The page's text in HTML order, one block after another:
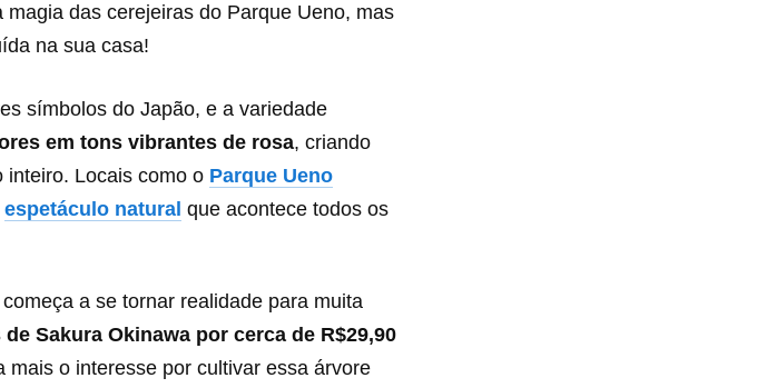
das cerejeiras do Parque Ueno, mas
na sua casa!
símbolos do Japão, e a variedade
em tons vibrantes de rosa, criando
inteiro. Locais como o Parque Ueno
espetáculo natural que acontece todos os
a se tornar realidade para muita
Sakura Okinawa por cerca de R$29,90
mais o interesse por cultivar essa árvore